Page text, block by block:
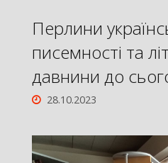
Перлини
писемності та
давнини до
28.10.2023